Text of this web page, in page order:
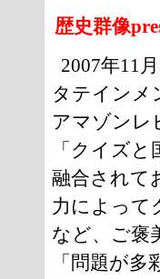
歴史群像
2007年11
タテインメ
アマゾンレ
「クイズ
融合されて
力によって
など、ご褒
「問題が